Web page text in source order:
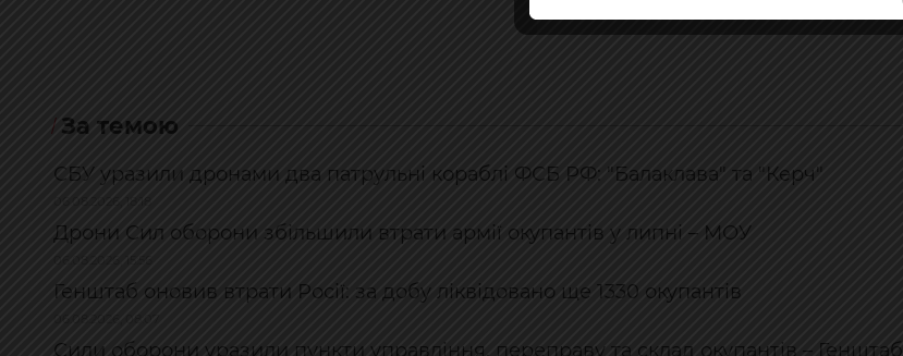
За темою
СБУ уразили дронами два патрульні кораблі ФСБ РФ: "Балаклава" та "Керч"
Дрони Сил оборони збільшили втрати армії окупантів у липні – МОУ
Генштаб оновив втрати Росії: за добу ліквідовано ще 1330 окупантів
Сили оборони уразили пункти управління, переправу та склад окупантів – Генштаб